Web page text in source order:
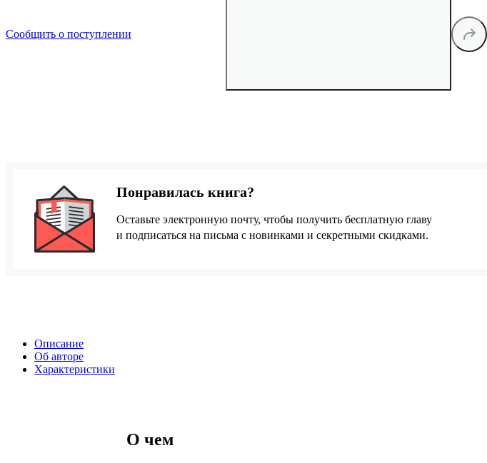
Сообщить о поступлении
Описание
Об авторе
Характеристики
О чем
Понравилась книга?
Оставьте электронную почту, чтобы получить бесплатную главу
и подписаться на письма с новинками и секретными скидками.